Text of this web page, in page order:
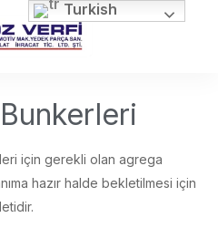
için gerekli olan agrega
hazır halde bekletilmesi için
Turkish